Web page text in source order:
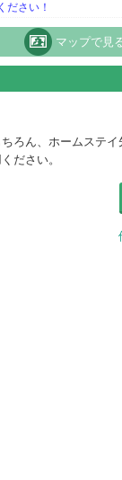
ださい！
マップで見
ろん、ホームステ
ださい。